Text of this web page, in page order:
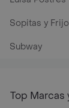
Sopitas y
Subway
Top Marcas